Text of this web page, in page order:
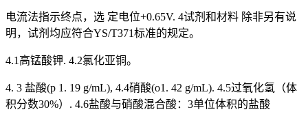
电流法指示终点，选 定电位+0.65V. 4试剂和材料 除非另有说
明，试剂均应符合YS/T371标准的规定。
4.1高锰酸钾. 4.2氯化亚铜。
4. 3 盐酸(p 1. 19 g/mL), 4.4硝酸(o1. 42 g/mL). 4.5过氧化氢（体
积分数30%）. 4.6盐酸与硝酸混合酸：3单位体积的盐酸